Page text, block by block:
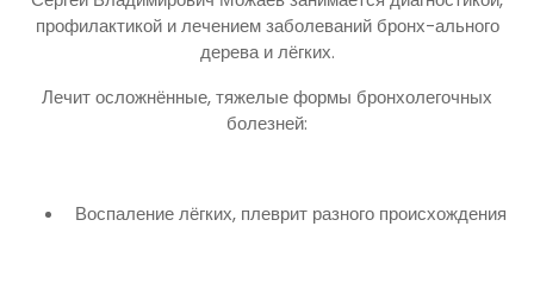
профилактикой и лечением заболеваний бронх-ального
дерева и лёгких.
Лечит осложнённые, тяжелые формы бронхолегочных
болезней:
Воспаление лёгких, плеврит разного происхождения